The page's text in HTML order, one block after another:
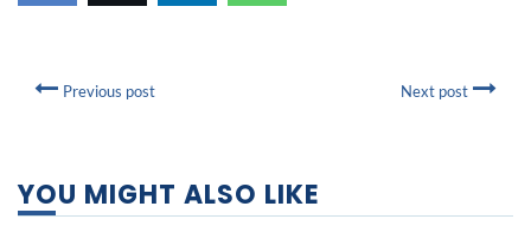
Previous post Next post
YOU MIGHT ALSO LIKE